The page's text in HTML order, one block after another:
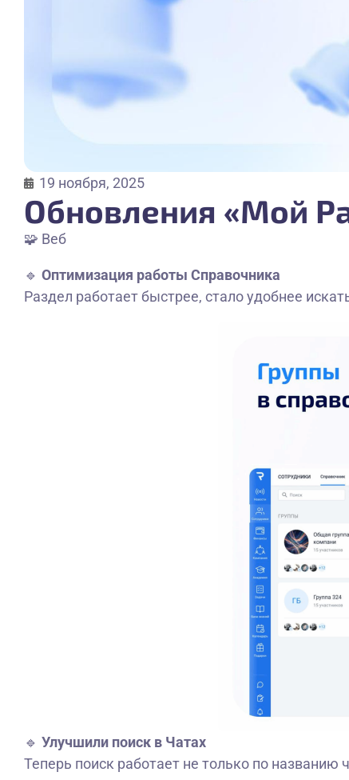
19 ноября, 2025
Обновления «Мой
🧩 Веб
🔹 Оптимизация работы Справочника
Раздел работает быстрее, стало удобнее
🔹 Улучшили поиск в Чатах
Теперь поиск работает не только по